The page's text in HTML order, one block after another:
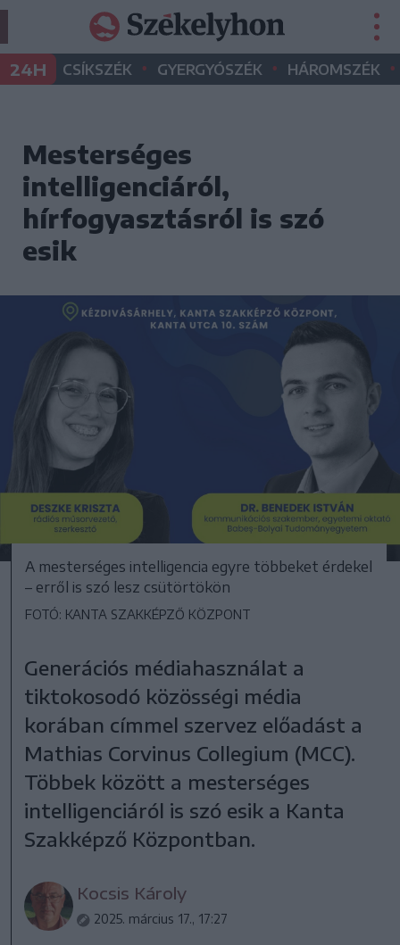
24H CSÍKSZÉK • GYERGYÓSZÉK • HÁROMSZÉK •
Mesterséges
intelligenciáról,
hírfogyasztásról is szó
esik
A mesterséges intelligencia egyre többeket érdekel
– erről is szó lesz csütörtökön
FOTÓ: KANTA SZAKKÉPZŐ KÖZPONT
Generációs médiahasználat a
tiktokosodó közösségi média
korában címmel szervez előadást a
Mathias Corvinus Collegium (MCC).
Többek között a mesterséges
intelligenciáról is szó esik a Kanta
Szakképző Központban.
Kocsis Károly
2025. március 17., 17:27